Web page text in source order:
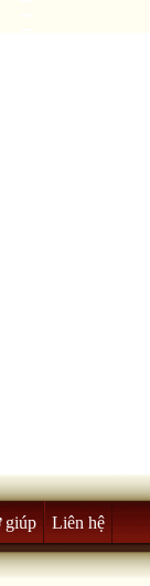
giúp Liên hệ